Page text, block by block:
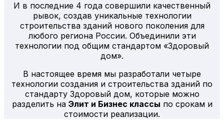
И в последние 4 года совершили качественный
рывок, создав уникальные технологии
строительства зданий нового поколения для
любого региона России. Объединили эти
технологии под общим стандартом «Здоровый
дом».
В настоящее время мы разработали четыре
технологии создания и строительства зданий по
стандарту Здоровый дом, которые можно
разделить на Элит и Бизнес классы по срокам и
стоимости реализации.